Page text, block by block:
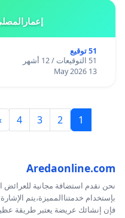
51 توقيع
51 التوقيعات / 12 أشهر
13 May 2026
1
2
3
4
Aredaonline.com
نحن نقدم استضافة مجانية للعرائض
بإستخدام خدمتناالمميزة،يتم
فإن إنشائك عريضة يعتبر طريقة